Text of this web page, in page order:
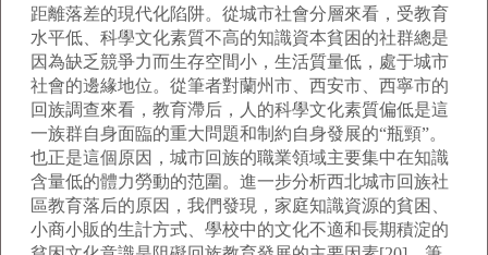
距離落差的現代化陷阱。從城市社會分層來看，受教育
水平低、科學文化素質不高的知識資本貧困的社群總是
因為缺乏競爭力而生存空間小，生活質量低，處于城市
社會的邊緣地位。從筆者對蘭州市、西安市、西寧市的
回族調查來看，教育滯后，人的科學文化素質偏低是這
一族群自身面臨的重大問題和制約自身發展的“瓶頸”。
也正是這個原因，城市回族的職業領域主要集中在知識
含量低的體力勞動的范圍。進一步分析西北城市回族社
區教育落后的原因，我們發現，家庭知識資源的貧困、
小商小販的生計方式、學校中的文化不適和長期積淀的